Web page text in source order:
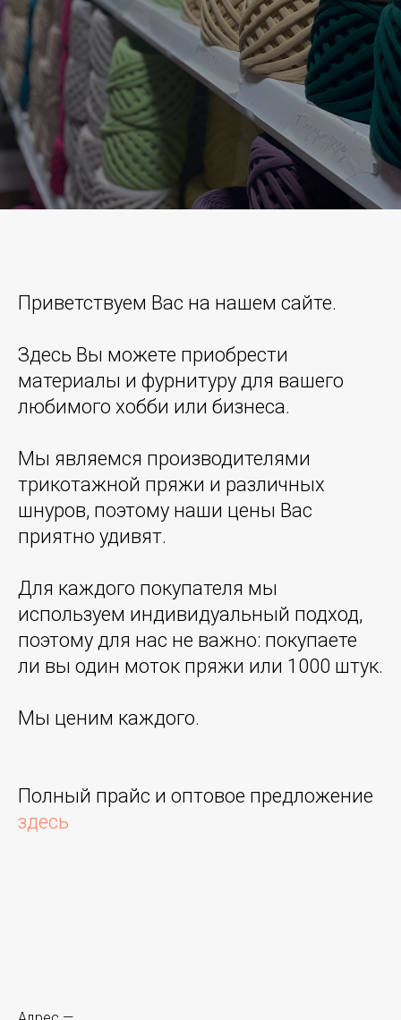
Приветствуем Вас на нашем сайте.
Здесь Вы можете приобрести
материалы и фурнитуру для вашего
любимого хобби или бизнеса.
Мы являемся производителями
трикотажной пряжи и различных
шнуров, поэтому наши цены Вас
приятно удивят.
Для каждого покупателя мы
используем индивидуальный подход,
поэтому для нас не важно: покупаете
ли вы один моток пряжи или 1000 штук.
Мы ценим каждого.
Полный прайс и оптовое предложение
здесь